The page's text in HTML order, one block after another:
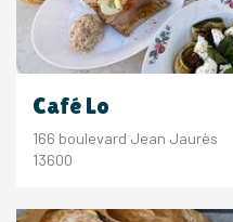
Café Lo
166 boulevard Jean Jaurès
13600